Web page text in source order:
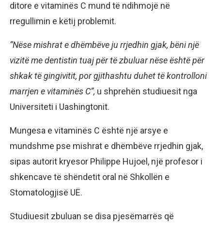
ditore e vitaminës C mund të ndihmojë në
rregullimin e këtij problemit.
“Nëse mishrat e dhëmbëve ju rrjedhin gjak, bëni një
vizitë me dentistin tuaj për të zbuluar nëse është për
shkak të gingivitit, por gjithashtu duhet të kontrolloni
marrjen e vitaminës C”, u shprehën studiuesit nga
Universiteti i Uashingtonit.
Mungesa e vitaminës C është një arsye e
mundshme pse mishrat e dhëmbëve rrjedhin gjak,
sipas autorit kryesor Philippe Hujoel, një profesor i
shkencave të shëndetit oral në Shkollën e
Stomatologjisë UË.
Studiuesit zbuluan se disa pjesëmarrës që